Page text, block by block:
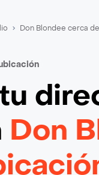
Don Blondee cerca
Don